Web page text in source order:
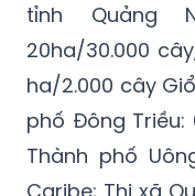
tỉnh Quảng
20ha/30.000
ha/2.000 cây
phố Đông Triều:
Thành phố